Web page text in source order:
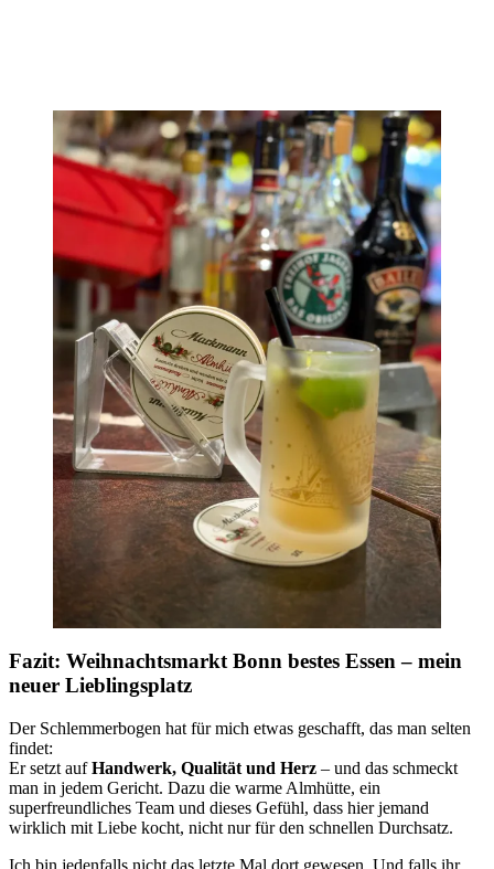
Fazit: Weihnachtsmarkt Bonn bestes Essen – mein
neuer Lieblingsplatz
Der Schlemmerbogen hat für mich etwas geschafft, das man selten
findet:
Er setzt aufHandwerk, Qualität und Herz – und das schmeckt
man in jedem Gericht. Dazu die warme Almhütte, ein
superfreundliches Team und dieses Gefühl, dass hier jemand
wirklich mit Liebe kocht, nicht nur für den schnellen Durchsatz.
Ich bin jedenfalls nicht das letzte Mal dort gewesen. Und falls ihr